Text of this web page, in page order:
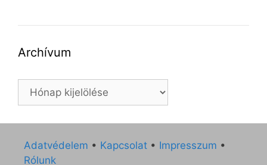
Archívum
Archívum
Adatvédelem • Kapcsolat • Impresszum •
Rólunk